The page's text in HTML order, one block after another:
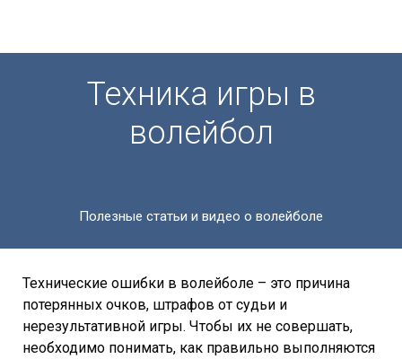
Техника игры в
волейбол
Полезные статьи и видео о волейболе
Технические ошибки в волейболе – это причина
потерянных очков, штрафов от судьи и
нерезультативной игры. Чтобы их не совершать,
необходимо понимать, как правильно выполняются